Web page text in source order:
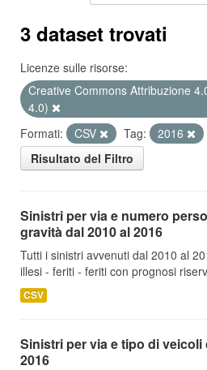
3 dataset trovati
Licenze sulle risorse:
Creative Commons Attribuzione
4.0)
Formati:
CSV Tag: 2016
Risultato del Filtro
Sinistri per via e numero
gravità dal 2010 al 2016
Tutti i sinistri avvenuti dal 2010 al
illesi - feriti - feriti con prognosi
CSV
Sinistri per via e tipo di
2016